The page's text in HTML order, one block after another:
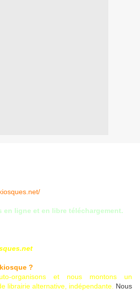
en ligne et en libre téléchargement.
?
organisons et nous montons un
librairie alternative, indépendante. Nous